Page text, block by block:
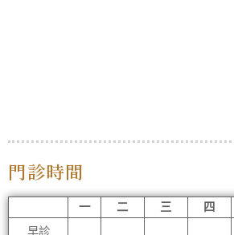
門診時間
一 二 三 四
早診